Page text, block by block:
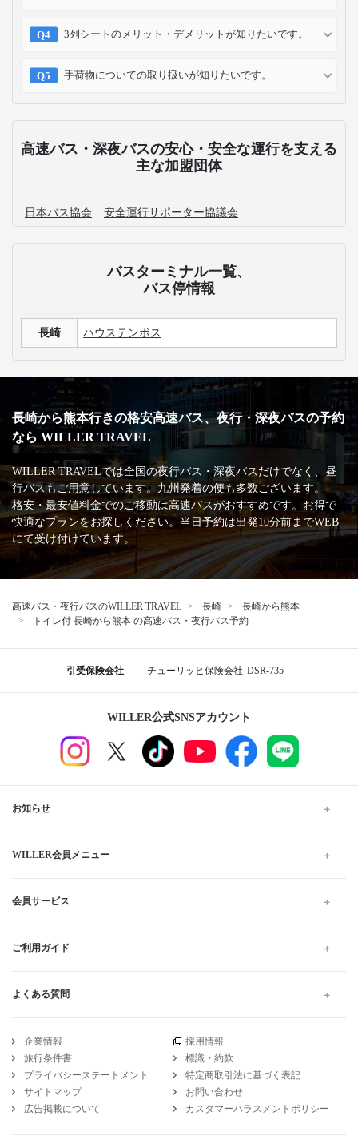
3列シートのメリット・デメリットが知りたいです。
手荷物についての取り扱いが知りたいです。
高速バス・深夜バスの安心・安全な運行を支える
主な加盟団体
日本バス協会 安全運行サポーター協議会
バスターミナル一覧、
バス停情報
長崎 ハウステンボス
長崎から熊本行きの格安高速バス、夜行・深夜バスの予約
なら WILLER TRAVEL
WILLER TRAVELでは全国の夜行バス・深夜バスだけでなく、昼
行バスもご用意しています。九州発着の便も多数ございます。
格安・最安値料金でのご移動は高速バスがおすすめです。お得で
快適なプランをお探しください。当日予約は出発10分前までWEB
にて受け付けています。
高速バス・夜行バスのWILLER TRAVEL 長崎
長崎から熊本
トイレ付 長崎から熊本 の高速バス・夜行バス予約
引受保険会社 チューリッヒ保険会社 DSR-735
WILLER公式SNSアカウント
お知らせ
WILLER会員メニュー
会員サービス
ご利用ガイド
よくある質問
企業情報
採用情報
旅行条件書
標識・約款
プライバシーステートメント
特定商取引法に基づく表記
サイトマップ
お問い合わせ
広告掲載について
カスタマーハラスメントポリシー